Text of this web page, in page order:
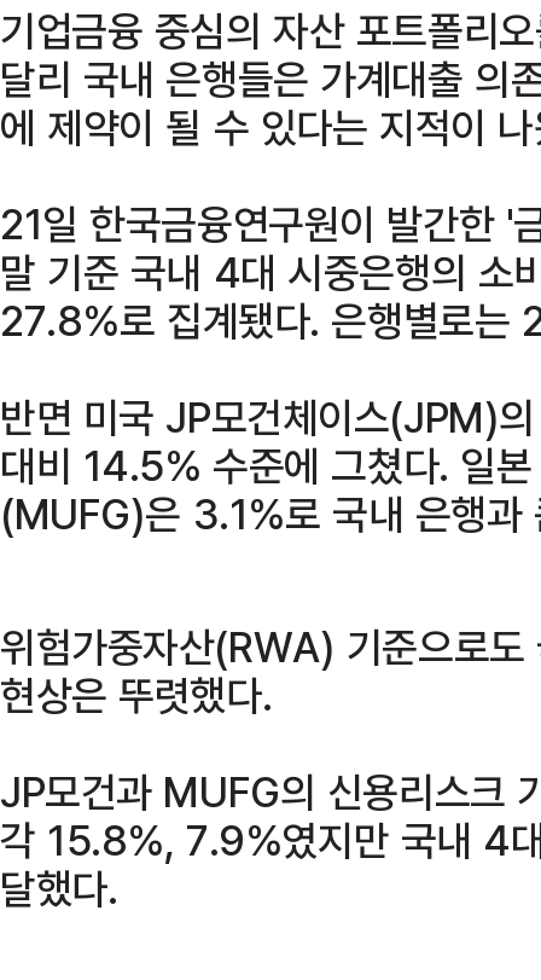
기업금융 중심의 자산 포트폴리
달리 국내 은행들은 가계대출 의
에 제약이 될 수 있다는 지적이
21일 한국금융연구원이 발간한 '
말 기준 국내 4대 시중은행의 소
27.8%로 집계됐다. 은행별로
반면 미국 JP모건체이스(JPM)
대비 14.5% 수준에 그쳤다. 일
(MUFG)은 3.1%로 국내 은행과
위험가중자산(RWA) 기준으로
현상은 뚜렷했다.
JP모건과 MUFG의 신용리스크
각 15.8%, 7.9%였지만 국내 4
달했다.